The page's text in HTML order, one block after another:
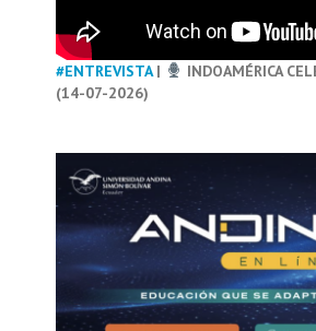
#ENTREVISTA|
INDOAMÉRICA
(14-07-2026)